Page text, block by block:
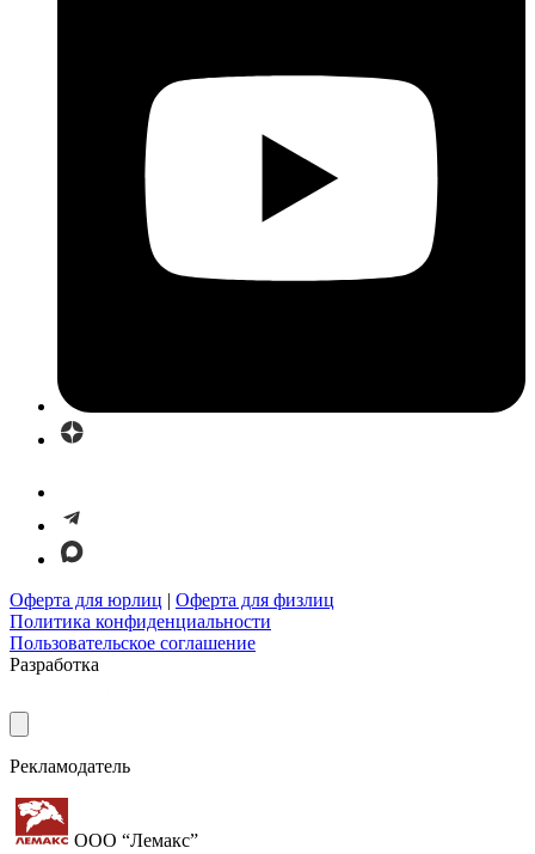
Оферта для юрлиц
Оферта для физлиц
Политика конфиденциальности
Пользовательское соглашение
Разработка
Рекламодатель
ООО “Лемакс”